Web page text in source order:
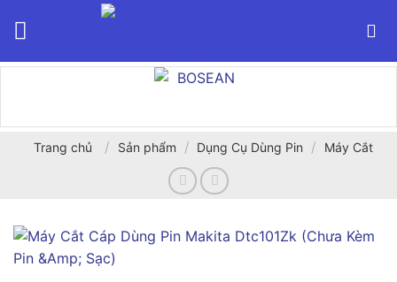
Trang chủ / Sản phẩm / Dụng Cụ Dùng Pin / Máy Cắt